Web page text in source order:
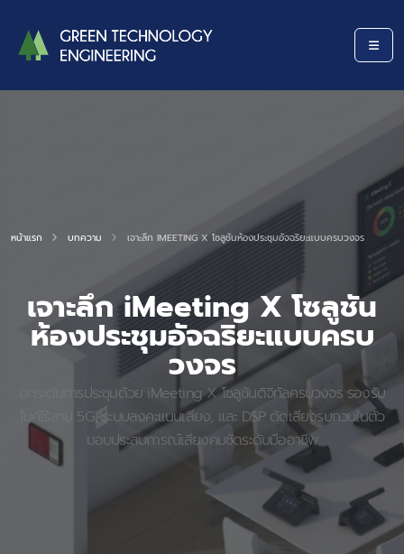
เจาะลึก iMeeting X โซลูชัน
ห้องประชุมอัจฉริยะแบบครบ
วงจร
ยกระดับการประชุมด้วย iMeeting X โซลูชันดิจิทัลครบวงจร รองรับ
ไมค์ไร้สาย 5G, ระบบลงคะแนนเสียง, และ DSP ตัดเสียงรบกวนในตัว
มอบประสบการณ์เสียงคมชัดระดับมืออาชีพ
หน้าแรก บทความ เจาะลึก IMEETING X โซลูชันห้องประชุมอัจฉริยะแบบครบวงจร